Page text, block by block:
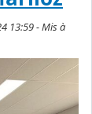
13:59 - Mis à